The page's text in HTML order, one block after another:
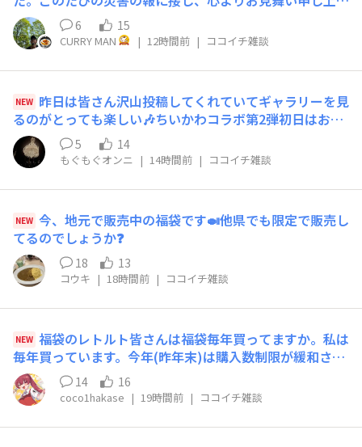
ます。さて、被災地では食料や水などに困っている方がお
られると思いますが、我らがココイチ、被災地でキッチン
カーにてカレーを無料提供されているそうです。CoCo壱
番屋素晴らしい👍グッジョブです！ネットの記事で見かけ
の避難所6カ所をキッチンカーで1日ずつ巡って約600食分
を提供するそうです。なんと、アレルギーを持っている人
向けに、特定原材料を使用していないカレーなども用意す
るという配慮もあるようです。https://www.nikkei.com/
6 15
CURRY MAN | 12時間前 | ココイチ雑談
NEW 昨日は皆さん沢山投稿してくれていてギャラリーを見
るのがとっても楽しい🎶ちいかわコラボ第2弾初日はお店
が混みすぎていて1時間待っても座れないという……さす
がに断念してしまいました😭今日こそはちいかわチャレ
ンジです🎶
5 14
もぐもぐオンニ | 14時間前 | ココイチ雑談
NEW 今、地元で販売中の福袋です🍛他県でも限定で販売し
てるのでしょうか❓
18 13
コウキ | 18時間前 | ココイチ雑談
NEW 福袋のレトルト皆さんは福袋毎年買ってますか。私は
毎年買っています。今年(昨年末)は購入数制限が緩和され
たので4個購入したのですが、レトルトは消費出来てませ
ん。食べたくなるとお店に行ってしまうので…レトルトは
賞味期限ギリギリでいつも消費してるのが現状です。バッ
グは今年はサコッシュで大変気に入っているので、毎日肩
14 16
coco1hakase | 19時間前 | ココイチ雑談